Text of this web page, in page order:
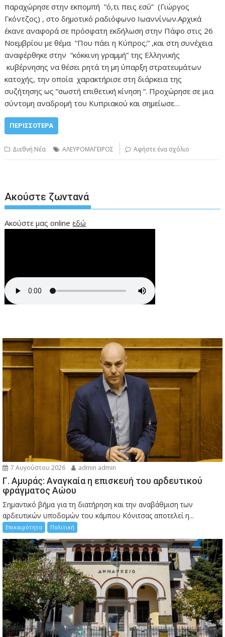
παραχώρησε στην εκπομπή “ό,τι πεις εσύ” (Γιώργος
Γκόντζος) , στο δημοτικό ραδιόφωνο Ιωαννίνων.Αρχικά
έκανε αναφορά σε πρόσφατη εκδήλωση στην Πάφο στις 26
Νοεμβρίου με θέμα “Που πάει η Κύπρος;” ,και στη συνέχεια
αναφέρθηκε στην “κόκκινη γραμμή” της Ελληνικής
κυβέρνησης να θέσει ρητά τη μη ύπαρξη στρατευμάτων
κατοχής, την οποία χαρακτήρισε στη διάρκεια της
συζήτησης ως “σωστή επιθετική κίνηση “. Προχώρησε σε μια
σύντομη αναδρομή του Κυπριακού και σημείωσε…
ΠΕΡΙΣΣΌΤΕΡΑ
Διεθνή Νέα ΑΛΕΥΡΟΜΑΓΕΙΡΟΣ Αφήστε ένα σχόλιο
Ακούστε ζωντανά
Ακούστε μας onlineεδώ
7 Αυγούστου 2026 admin admin
Γ. Αμυράς: Αναγκαία η επισκευή του αρδευτικού
φράγματος Αώου
Σημαντικό βήμα για τη διατήρηση και την αναβάθμιση των
αρδευτικών υποδομών του κάμπου Κόνιτσας αποτελεί η...
Επικαιρότητα Πολιτική